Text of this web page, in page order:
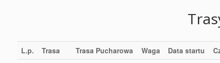
L.p. Trasa Trasa Pucharowa Waga Data startu